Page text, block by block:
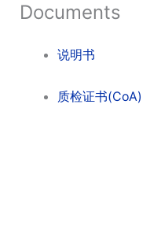
Documents
说明书
质检证书(CoA)